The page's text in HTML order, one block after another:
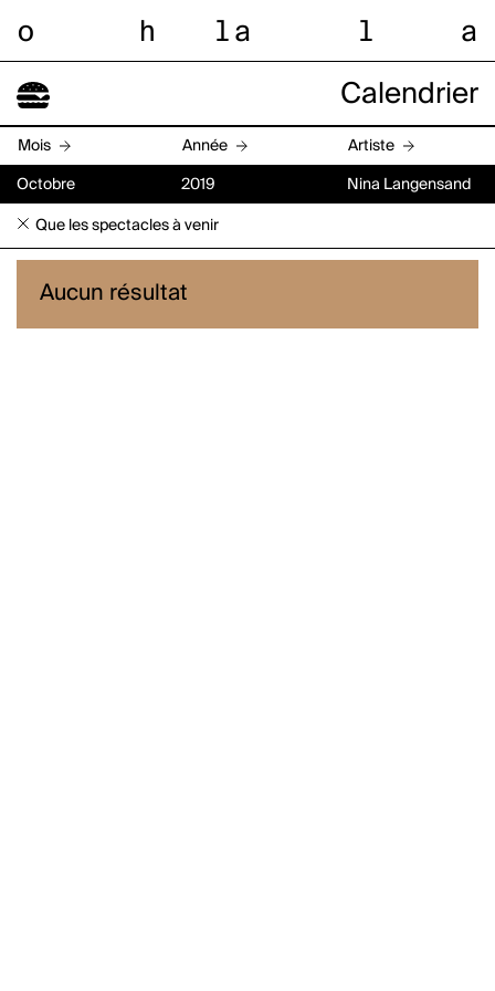
o h l a l a
Calendrier
Mois Année Artiste
Octobre 2019 Nina Langensand
Que les spectacles à venir
Aucun résultat